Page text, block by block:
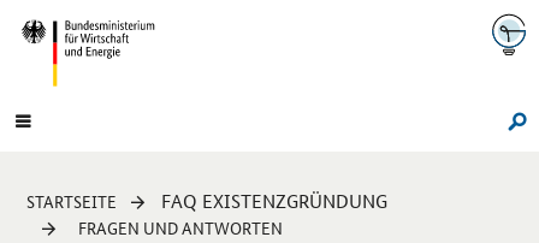
Navigation
Hauptmenü
Sie
sind
STARTSEITE FAQ EXISTENZGRÜNDUNG
FRAGEN UND ANTWORTEN